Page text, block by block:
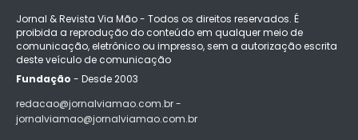
Jornal & Revista Via Mão - Todos os direitos reservados. É
proibida a reprodução do conteúdo em qualquer meio de
comunicação, eletrônico ou impresso, sem a autorização escrita
deste veículo de comunicação
Fundação - Desde 2003
redacao@jornalviamao.com.br -
jornalviamao@jornalviamao.com.br